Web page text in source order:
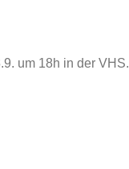
um 18h in der VHS.